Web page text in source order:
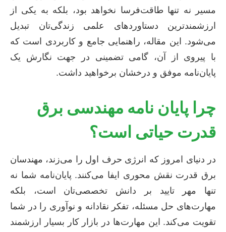
مسیر نه تنها طاقت‌فرسا نخواهد بود، بلکه به یکی از
ارزشمندترین دستاوردهای علمی زندگی‌تان تبدیل
می‌شود. این مقاله، راهنمایی جامع و کاربردی است که
با پیروی از آن، گامی تضمینی در جهت نگارش یک
پایان‌نامه موفق و درخشان برخواهید داشت.
چرا پایان نامه مهندسی برق
قدرت حیاتی است؟
در دنیای امروز که انرژی حرف اول را می‌زند، مهندسان
برق قدرت نقش محوری ایفا می‌کنند. پایان‌نامه شما نه
تنها مهر تایید بر دانش تخصصی‌تان است، بلکه
مهارت‌های حل مسئله، تفکر نقادانه و نوآوری را در شما
تقویت می‌کند. این مهارت‌ها در بازار کار بسیار ارزشمند